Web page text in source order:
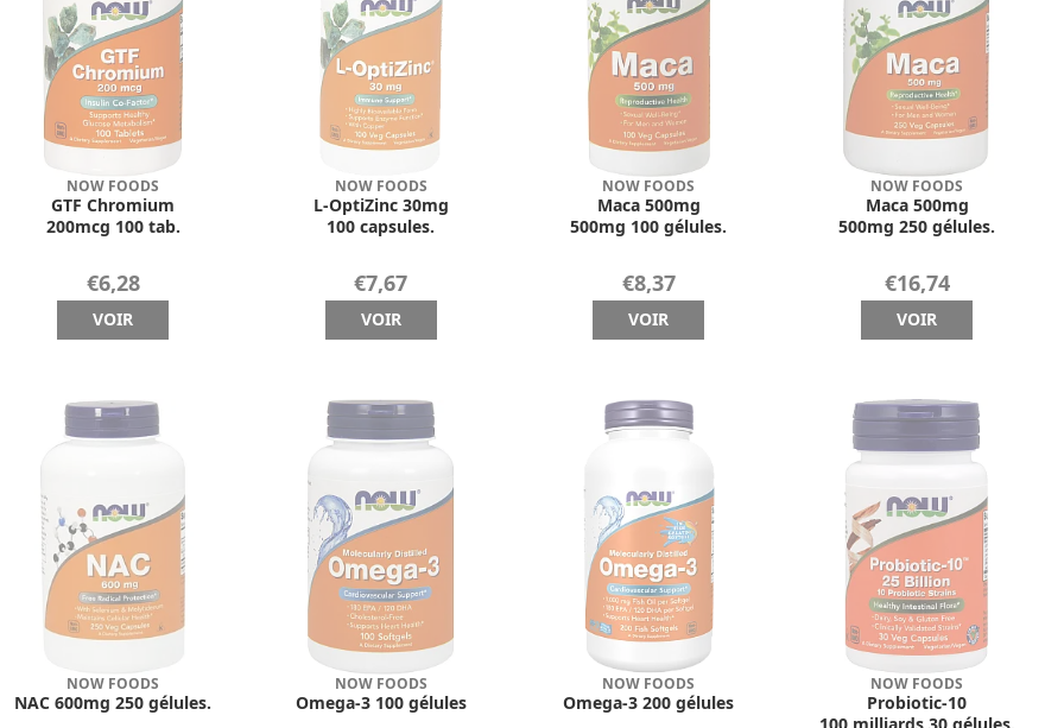
NOW FOODS
GTF Chromium
200mcg 100 tab.
€6,28
VOIR
NOW FOODS
L-OptiZinc 30mg
100 capsules.
€7,67
VOIR
NOW FOODS
Maca 500mg
500mg 100 gélules.
€8,37
VOIR
NOW FOODS
Maca 500mg
500mg 250 gélules.
€16,74
VOIR
NOW FOODS
NAC 600mg 250 gélules.
NOW FOODS
Omega-3 100 gélules
NOW FOODS
Omega-3 200 gélules
NOW FOODS
Probiotic-10
100 milliards 30 gélules.